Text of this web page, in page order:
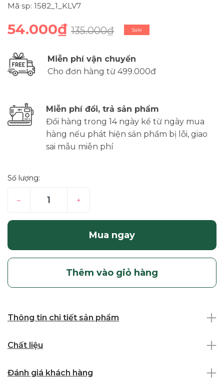
Mã sp: 1582_1_KLV7
54.000₫ 135.000₫ Sale
Miễn phí vận chuyển
Cho đơn hàng từ 499.000đ
Miễn phí đổi, trả sản phẩm
Đổi hàng trong 14 ngày kể từ ngày mua
hàng nếu phát hiện sản phẩm bị lỗi, giao
sai mẫu miễn phí
Số lượng:
– +
Mua ngay
Thêm vào giỏ hàng
Thông tin chi tiết sản phẩm
Chất liệu
Đánh giá khách hàng